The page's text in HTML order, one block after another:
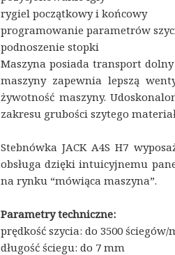
rygiel początkowy i końcowy
programowanie parametrów
podnoszenie stopki
Maszyna posiada transport
maszyny zapewnia lepszą
żywotność maszyny.
zakresu grubości szytego
Stebnówka JACK A4S H7
obsługa dzięki intuicyjnemu
na rynku “mówiąca maszyna”.
Parametry techniczne:
prędkość szycia: do 3500 ściegów/
długość ściegu: do 7 mm